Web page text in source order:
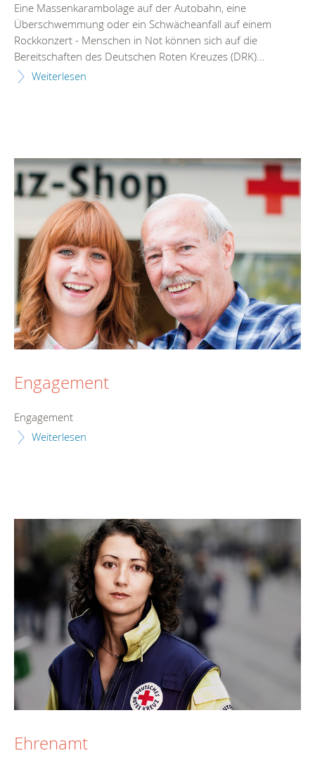
Eine Massenkarambolage auf der Autobahn, eine
Überschwemmung oder ein Schwächeanfall auf einem
Rockkonzert - Menschen in Not können sich auf die
Bereitschaften des Deutschen Roten Kreuzes (DRK)...
Weiterlesen
Engagement
Engagement
Weiterlesen
Ehrenamt